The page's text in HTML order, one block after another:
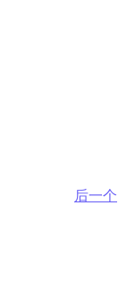
后一个